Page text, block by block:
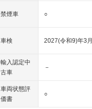
禁煙車 ○
車検 2027(令和9)年3月
輸入認定中
古車
－
車両状態評
価書
○